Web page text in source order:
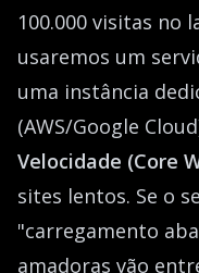
100.000 visitas no
usaremos um
uma instância
(AWS/Google
Velocidade (Core
sites lentos. Se o
"carregamento
amadoras vão